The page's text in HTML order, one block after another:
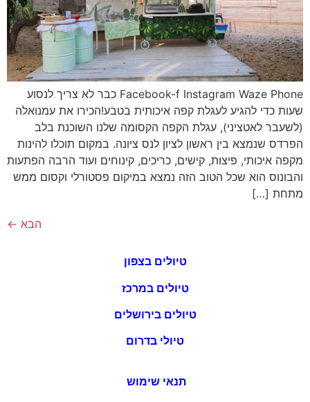
Facebook-f Instagram Waze Phone כבר לא צריך לנסוע
שעות כדי להגיע לעגלת קפה איכותית בטבע!הכירו את עמנואלה
(לשעבר לאטציני), עגלת הקפה הקסומה שלנו השוכנת בלב
הפרדס שנמצא בין ראשון לציון לנס ציונה. במקום תוכלו להינות
מקפה איכותי, פיצות, קישים, כריכים, קינוחים ועוד הרבה הפתעות
והבונוס הוא שכל הטוב הזה נמצא במיקום פסטורלי וקסום ממש
מתחת […]
הבא ←
טיולים בצפון
טיולים במרכז
טיולים בירושלים
טיולי בדרום
תנאי שימוש